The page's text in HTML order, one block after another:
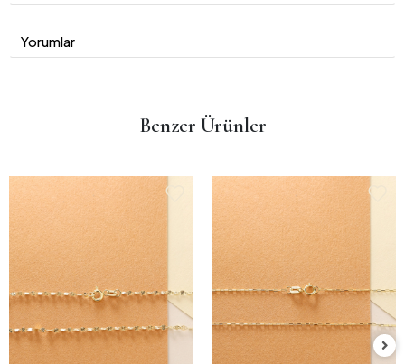
Yorumlar
Benzer Ürünler